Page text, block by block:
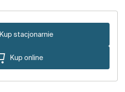
Kup stacjonarnie
Kup online